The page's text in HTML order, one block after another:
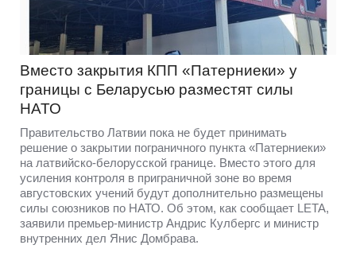
Вместо закрытия КПП «Патерниеки» у
границы с Беларусью разместят силы
НАТО
Правительство Латвии пока не будет принимать
решение о закрытии пограничного пункта «Патерниеки»
на латвийско-белорусской границе. Вместо этого для
усиления контроля в приграничной зоне во время
августовских учений будут дополнительно размещены
силы союзников по НАТО. Об этом, как сообщает LETA,
заявили премьер-министр Андрис Кулбергс и министр
внутренних дел Янис Домбрава.